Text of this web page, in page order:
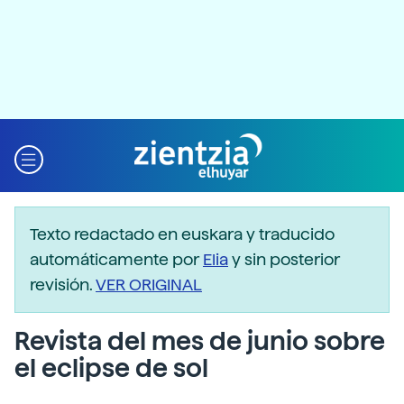
Texto redactado en euskara y traducido
automáticamente porEliay sin posterior
revisión.VER ORIGINAL
Revista del mes de junio sobre
el eclipse de sol